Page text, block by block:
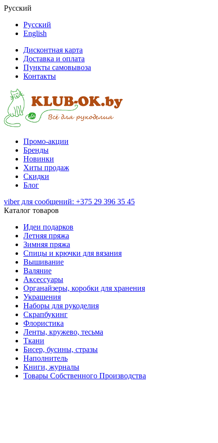
Русский
Русский
English
Дисконтная карта
Доставка и оплата
Пункты самовывоза
Контакты
Промо-акции
Бренды
Новинки
Хиты продаж
Скидки
Блог
viber для сообщений: +375 29 396 35 45
Каталог товаров
Идеи подарков
Летняя пряжа
Зимняя пряжа
Спицы и крючки для вязания
Вышивание
Валяние
Аксессуары
Органайзеры, коробки для хранения
Украшения
Наборы для рукоделия
Скрапбукинг
Флористика
Ленты, кружево, тесьма
Ткани
Бисер, бусины, стразы
Наполнитель
Книги, журналы
Товары Собственного Производства